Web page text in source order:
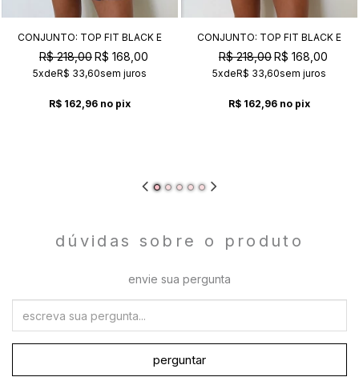
CONJUNTO: TOP FIT BLACK E
SHORT SAIA ACTIVE NAVY
R$ 218,00R$ 168,00
5xdeR$ 33,60sem juros
R$ 162,96 no pix
CONJUNTO: TOP FIT BLACK E
SHORT SAIA ACTIVE BLACK
R$ 218,00R$ 168,00
5xdeR$ 33,60sem juros
R$ 162,96 no pix
dúvidas sobre o produto
envie sua pergunta
perguntar